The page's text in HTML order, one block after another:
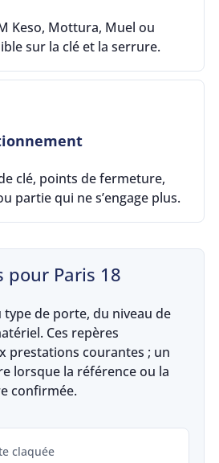
Keso, Mottura, Muel ou
sur la clé et la serrure.
clé, points de fermeture,
partie qui ne s’engage plus.
pour Paris 18
de porte, du niveau de
Ces repères
prestations courantes ; un
lorsque la référence ou la
confirmée.
claquée